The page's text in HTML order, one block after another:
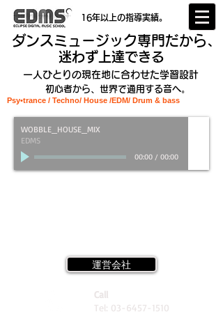
16年以上の指導実績。
ダンスミュージック専門だから、
迷わず上達できる
一人ひとりの現在地に合わせた学習設計
初心者から、世界で通用する音へ。
Psy•trance / Techno/ House /EDM/ Drum & bass
WOBBLE_HOUSE_MIX
EDMS
00:00/ 00:00
運営会社
Call
Tel: 03-6457-1510